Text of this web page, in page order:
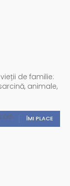
de familie:
animale,
ÎMI PLACE
de